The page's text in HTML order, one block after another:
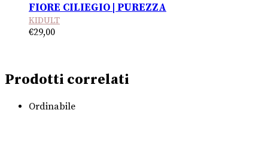
FIORE CILIEGIO | PUREZZA
KIDULT
€29,00
Prodotti correlati
Ordinabile